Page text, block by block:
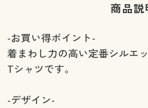
商品説
-お買い得ポイント-
着まわし力の高い定番シルエ
Tシャツです。
-デザイン-